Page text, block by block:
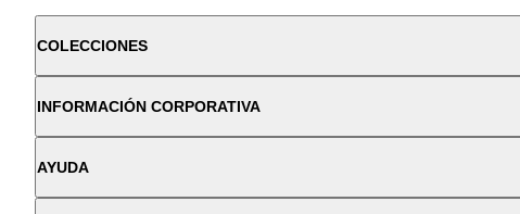
COLECCIONES
INFORMACIÓN CORPORATIVA
AYUDA